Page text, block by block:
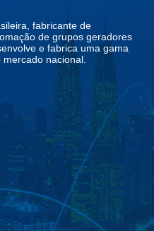
fabricante de
de grupos geradores
e fabrica uma gama
nacional.